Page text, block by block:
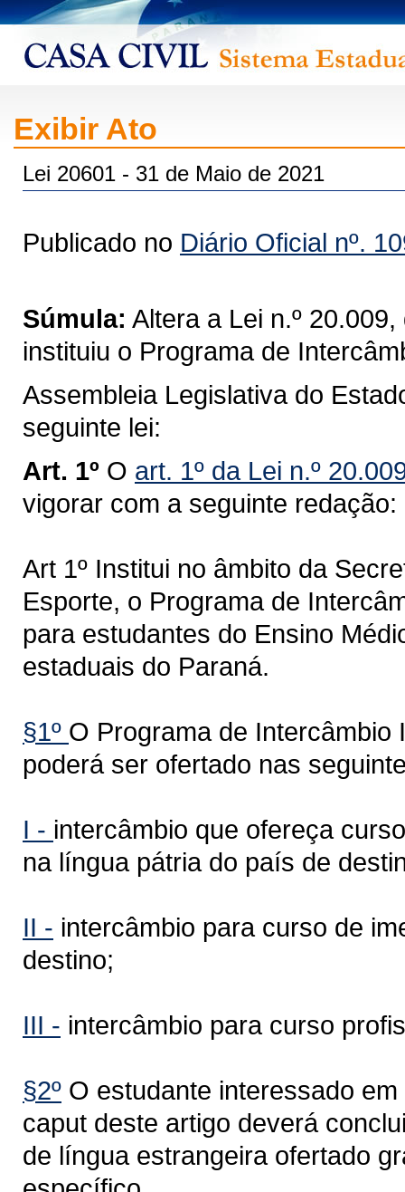
Exibir Ato
Lei 20601 - 31 de Maio de 2021
Publicado no Diário Oficial nº.
Súmula: Altera a Lei n.º
instituiu o Programa de
Assembleia Legislativa do
seguinte lei:
Art. 1º O art. 1º da Lei n.º
vigorar com a seguinte redação:
Art 1º Institui no âmbito da
Esporte, o Programa de
para estudantes do Ensino
estaduais do Paraná.
§1º O Programa de Intercâmbio
poderá ser ofertado nas
I - intercâmbio que ofereça
na língua pátria do país de
II - intercâmbio para curso de
destino;
III - intercâmbio para curso
§2º O estudante interessado
caput deste artigo deverá
de língua estrangeira ofertado